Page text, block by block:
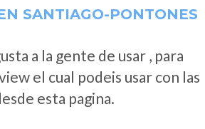
SANTIAGO-PONTONES
a la gente de usar , para
el cual podeis usar con las
esta pagina.